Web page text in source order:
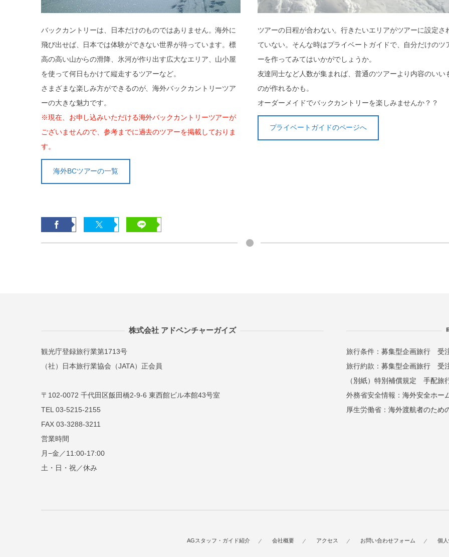
バックカントリーは、日本だけのものではありません。海外に
飛び出せば、日本では体験ができない世界が待っています。標
高の高い山からの滑降、氷河が作り出す広大なエリア、山小屋
を使って何日もかけて縦走するツアーなど。
さまざまな楽しみ方ができるのが、海外バックカントリーツア
ーの大きな魅力です。
※現在、お申し込みいただける海外バックカントリーツアーが
ございませんので、参考までに過去のツアーを掲載しておりま
す。
海外BCツアーの一覧
ツアーの日程が合わない。行きたいエリアがツアーに設定さ
ていない。そんな時はプライベートガイドで、自分だけのツ
ーを作ってみてはいかがでしょうか。
友達同士など人数が集まれば、普通のツアーより内容のいい
のが作れるかも。
オーダーメイドでバックカントリーを楽しみませんか？？
プライベートガイドのページへ
株式会社 アドベンチャーガイズ
観光庁登録旅行業第1713号
（社）日本旅行業協会（JATA）正会員
〒102-0072 千代田区飯田橋2-9-6 東西館ビル本館43号室
TEL 03-5215-2155
FAX 03-3288-3211
営業時間
月−金／11:00-17:00
土・日・祝／休み
旅行条件： 募集型企画旅行
受
旅行約款： 募集型企画旅行
受
（別紙）特別補償規定
手配旅
外務省安全情報： 海外安全ホー
厚生労働省： 海外渡航者のため
AGスタッフ・ガイド紹介 会社概要 アクセス お問い合わせフォーム 個